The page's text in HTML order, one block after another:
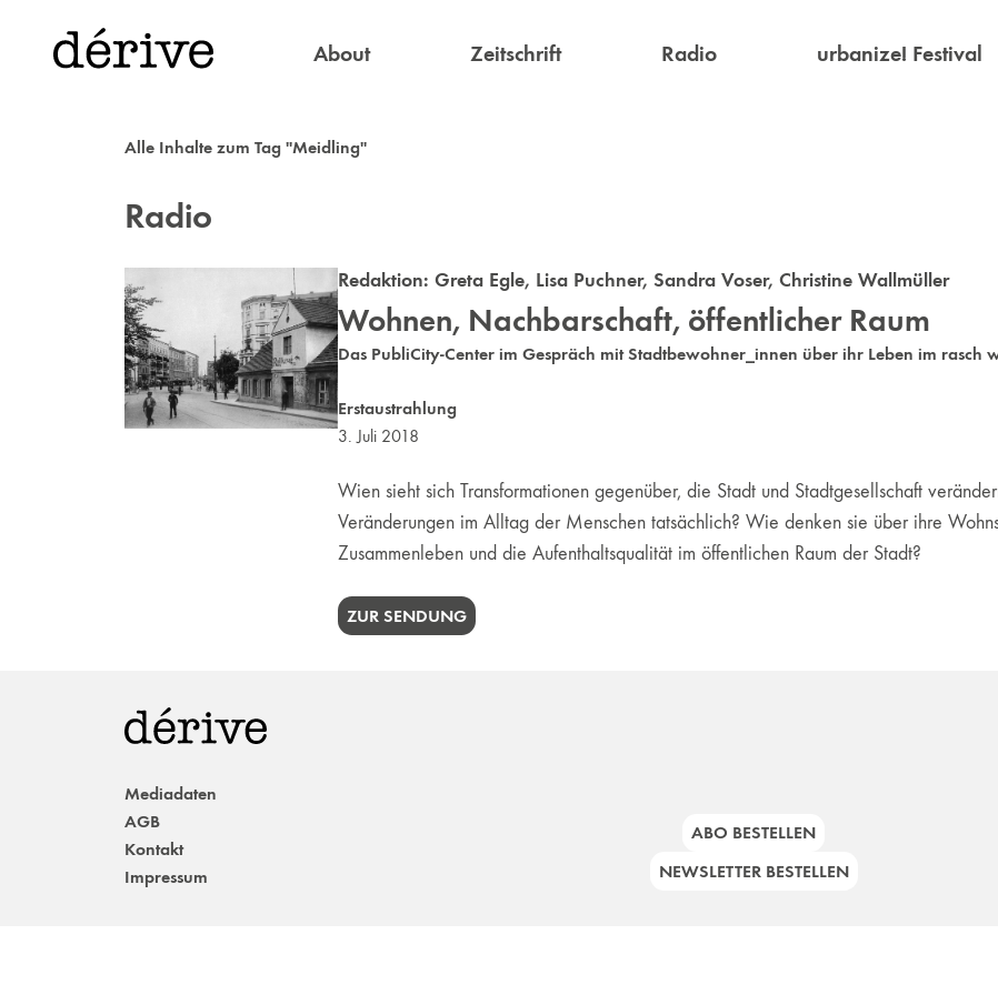
About Zeitschrift Radio urbanize! Festival
Alle Inhalte zum Tag "Meidling"
Radio
Redaktion: Greta Egle, Lisa Puchner, Sandra Voser, Christine Wallmüller
Wohnen, Nachbarschaft, öffentlicher Raum
Das PubliCity-Center im Gespräch mit Stadtbewohner_innen über ihr Leben im rasch
Erstaustrahlung
3. Juli 2018
Wien sieht sich Transformationen gegenüber, die Stadt und Stadtgesellschaft
Veränderungen im Alltag der Menschen tatsächlich? Wie denken sie über ihre
Zusammenleben und die Aufenthaltsqualität im öffentlichen Raum der Stadt?
ZUR SENDUNG
Mediadaten
AGB
Kontakt
Impressum
ABO BESTELLEN
NEWSLETTER BESTELLEN